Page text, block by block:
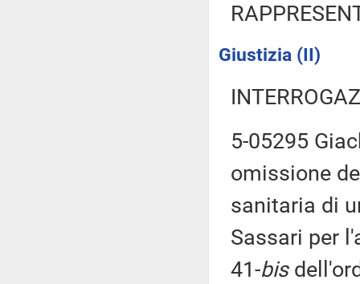
Giustizia (II)
5-05295
omissione
sanitaria di
Sassari per
41-bis